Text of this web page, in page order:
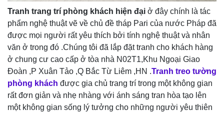
Tranh trang trí phòng khách hiện đại ở đây chính là tác
phẩm nghệ thuật vẽ về chủ đề tháp Pari của nước Pháp đã
được mọi người rất yêu thích bởi tính nghệ thuật và nhân
văn ở trong đó .Chúng tôi đã lắp đặt tranh cho khách hàng
ở chung cư cao cấp ở tòa nhà N02T1,Khu Ngoại Giao
Đoàn ,P Xuân Tảo ,Q Bắc Từ Liêm ,HN .Tranh treo tường
phòng khách được gia chủ trang trí trong một không gian
rất đơn giản và nhẹ nhàng với ánh sáng tran hòa tạo lên
một không gian sống lý tưởng cho những người yêu thiên